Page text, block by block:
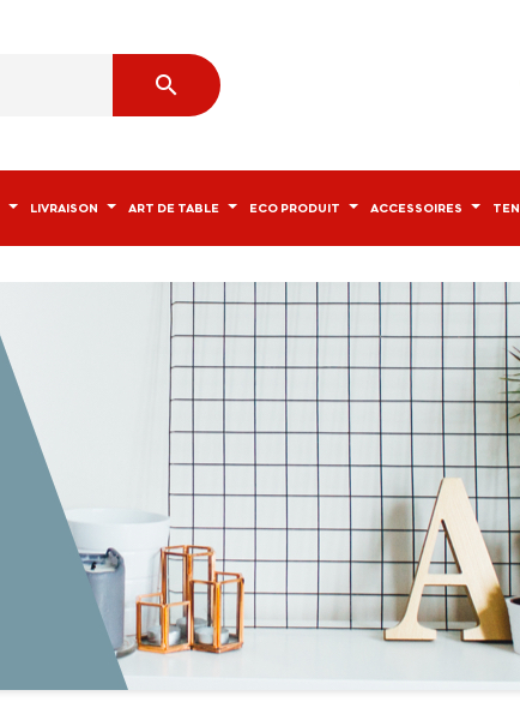

LIVRAISON ART DE TABLE ECO PRODUIT ACCESSOIRES